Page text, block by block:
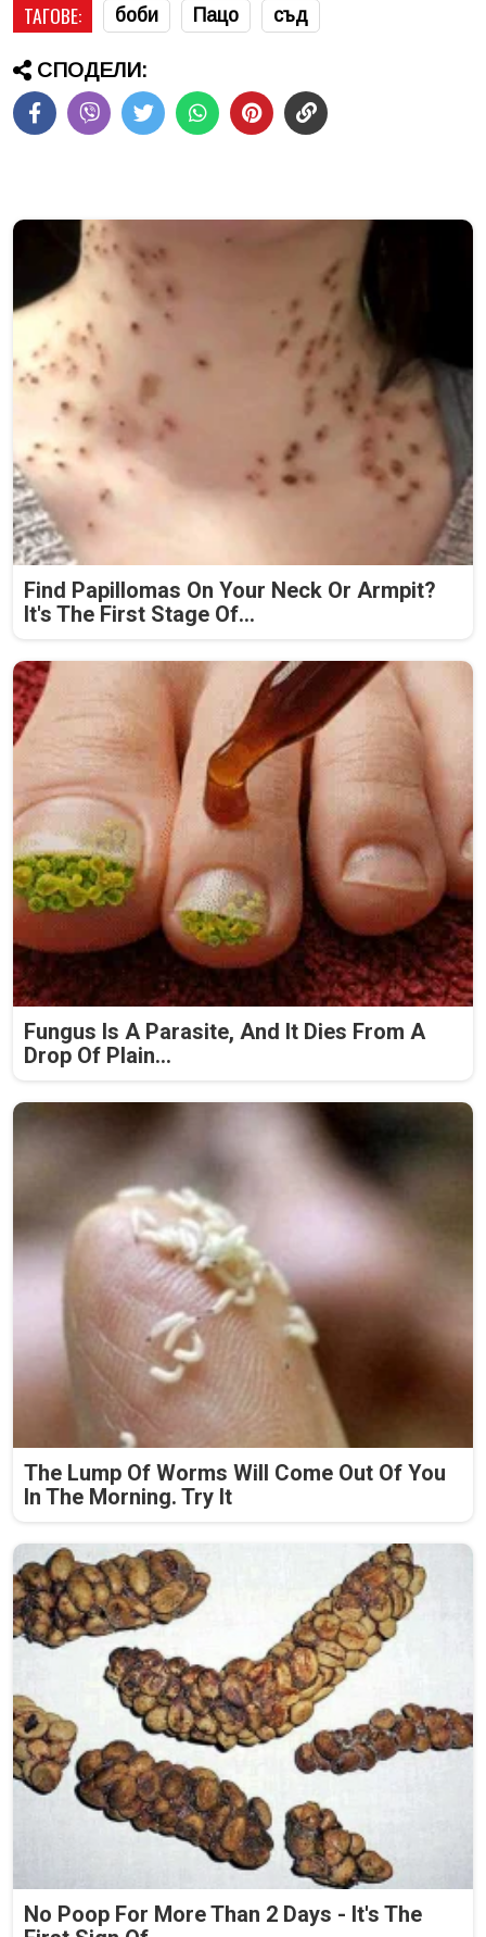
ТАГОВЕ: боби Пацо съд
СПОДЕЛИ:
Find Papillomas On Your Neck Or Armpit?
It's The First Stage Of...
Fungus Is A Parasite, And It Dies From A
Drop Of Plain...
The Lump Of Worms Will Come Out Of You
In The Morning. Try It
No Poop For More Than 2 Days - It's The